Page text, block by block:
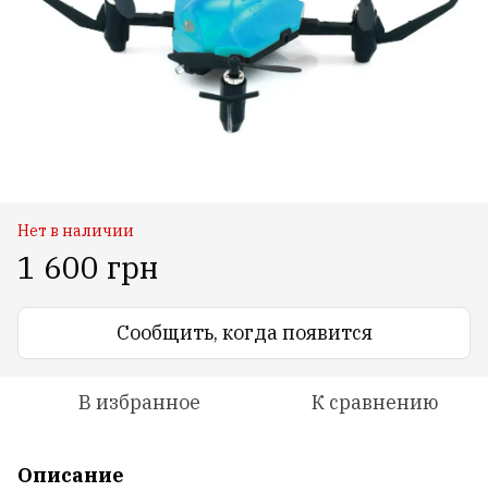
Нет в наличии
1 600 грн
Сообщить, когда появится
В избранное К сравнению
Описание